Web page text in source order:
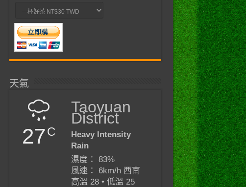
天氣
27C
Taoyuan
District
Heavy Intensity
Rain
濕度： 83%
風速： 6km/h 西南
高溫 28 • 低溫 25